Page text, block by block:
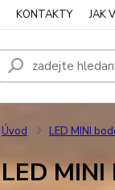
KONTAKTY JAK
Úvod LED MINI
LED